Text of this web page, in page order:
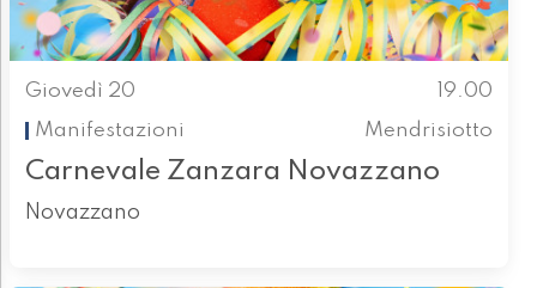
Giovedì 20
19.00
Manifestazioni
Mendrisiotto
Carnevale Zanzara Novazzano
Novazzano